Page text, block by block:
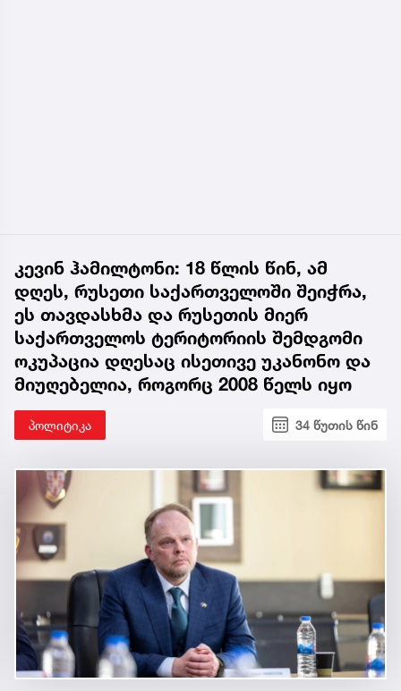
კევინ ჰამილტონი: 18 წლის წინ, ამ
დღეს, რუსეთი საქართველოში შეიჭრა,
ეს თავდასხმა და რუსეთის მიერ
საქართველოს ტერიტორიის შემდგომი
ოკუპაცია დღესაც ისეთივე უკანონო და
მიუღებელია, როგორც 2008 წელს იყო
პოლიტიკა 34 წუთის წინ